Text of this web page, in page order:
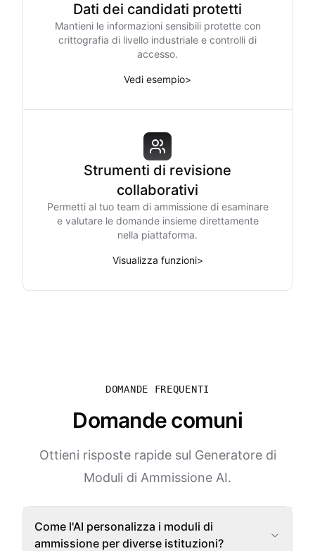
Dati dei candidati protetti
Mantieni le informazioni sensibili protette con
crittografia di livello industriale e controlli di
accesso.
Vedi esempio>
Strumenti di revisione
collaborativi
Permetti al tuo team di ammissione di esaminare
e valutare le domande insieme direttamente
nella piattaforma.
Visualizza funzioni>
DOMANDE FREQUENTI
Domande comuni
Ottieni risposte rapide sul Generatore di
Moduli di Ammissione AI.
Come l'AI personalizza i moduli di
ammissione per diverse istituzioni?